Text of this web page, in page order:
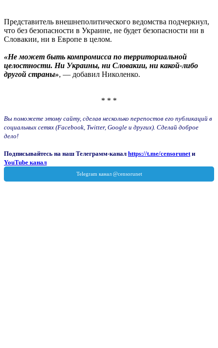
Представитель внешнеполитического ведомства подчеркнул,
что без безопасности в Украине, не будет безопасности ни в
Словакии, ни в Европе в целом.
«Не может быть компромисса по территориальной
целостности. Ни Украины, ни Словакии, ни какой-либо
другой страны», — добавил Николенко.
* * *
Вы поможете этому сайту, сделав несколько перепостов его публикаций в
социальных сетях (Facebook, Twitter, Google и других). Сделай доброе
дело!
Подписывайтесь на наш Телеграмм-канал https://t.me/censorunet и
YouTube канал